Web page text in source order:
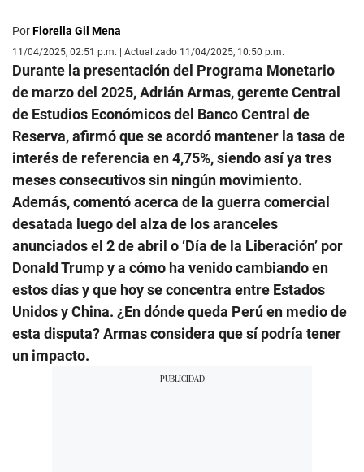
PorFiorella Gil Mena
11/04/2025, 02:51 p.m. | Actualizado 11/04/2025, 10:50 p.m.
Durante la presentación del Programa Monetario
de marzo del 2025, Adrián Armas, gerente Central
de Estudios Económicos del Banco Central de
Reserva, afirmó que se acordó mantener la tasa de
interés de referencia en 4,75%, siendo así ya tres
meses consecutivos sin ningún movimiento.
Además, comentó acerca de la guerra comercial
desatada luego del alza de los aranceles
anunciados el 2 de abril o ‘Día de la Liberación’ por
Donald Trump y a cómo ha venido cambiando en
estos días y que hoy se concentra entre Estados
Unidos y China. ¿En dónde queda Perú en medio de
esta disputa? Armas considera que sí podría tener
un impacto.